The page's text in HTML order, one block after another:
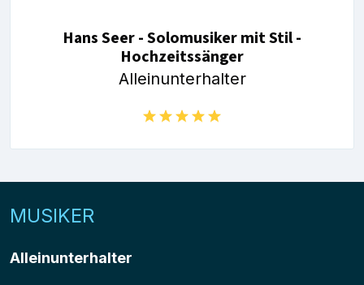
Hans Seer - Solomusiker mit Stil -
Hochzeitssänger
Alleinunterhalter
MUSIKER
Alleinunterhalter